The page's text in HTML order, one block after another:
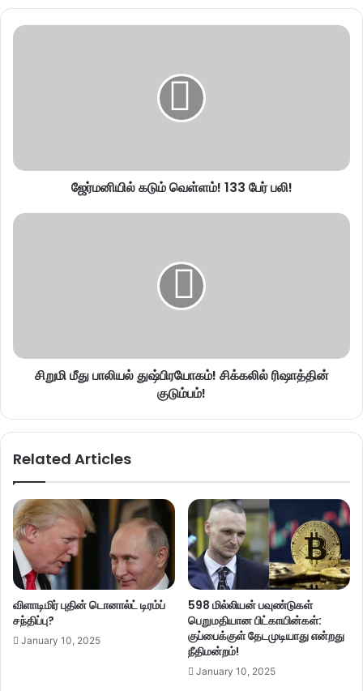
ஜேர்மனியில் கடும் வெள்ளம்! 133 பேர் பலி!
சிறுமி மீது பாலியல் துஷ்பிரயோகம்! சிக்கலில் ரிஷாத்தின்
குடும்பம்!
Related Articles
விளாடிமிர் புதின் டொனால்ட் டிரம்ப்
சந்திப்பு?
January 10, 2025
598 மில்லியன் பவுண்டுகள்
பெறுமதியான பிட்காயின்கள்:
குப்பைக்குள் தேடமுடியாது என்றது
நீதிமன்றம்!
January 10, 2025